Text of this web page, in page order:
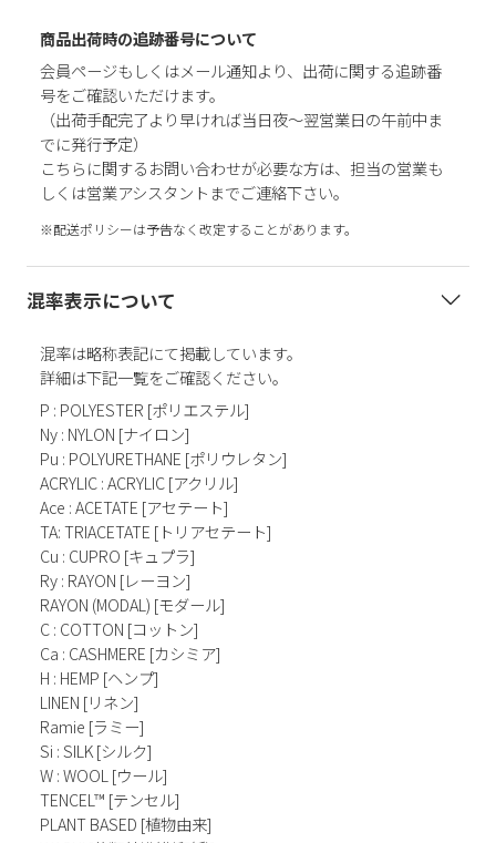
商品出荷時の追跡番号について
会員ページもしくはメール通知より、出荷に関する追跡番
号をご確認いただけます。
（出荷手配完了より早ければ当日夜～翌営業日の午前中ま
でに発行予定）
こちらに関するお問い合わせが必要な方は、担当の営業も
しくは営業アシスタントまでご連絡下さい。
※配送ポリシーは予告なく改定することがあります。
混率表示について
混率は略称表記にて掲載しています。
詳細は下記一覧をご確認ください。
P : POLYESTER [ポリエステル]
Ny : NYLON [ナイロン]
Pu : POLYURETHANE [ポリウレタン]
ACRYLIC : ACRYLIC [アクリル]
Ace : ACETATE [アセテート]
TA: TRIACETATE [トリアセテート]
Cu : CUPRO [キュプラ]
Ry : RAYON [レーヨン]
RAYON (MODAL) [モダール]
C : COTTON [コットン]
Ca : CASHMERE [カシミア]
H : HEMP [ヘンプ]
LINEN [リネン]
Ramie [ラミー]
Si : SILK [シルク]
W : WOOL [ウール]
TENCEL™ [テンセル]
PLANT BASED [植物由来]